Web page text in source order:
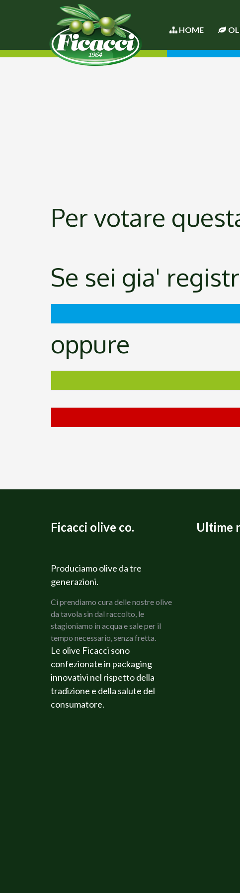
HOME
Per votare
Se sei gia'
oppure
Ficacci olive co.
Produciamo olive da tre
generazioni.
Ci prendiamo cura delle nostre olive
da tavola sin dal raccolto, le
stagioniamo in acqua e sale per il
tempo necessario, senza fretta.
Le olive Ficacci sono
confezionate in packaging
innovativi nel rispetto della
tradizione e della salute del
consumatore.
Ultime